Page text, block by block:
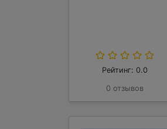
Рейтинг: 0.0
0 отзывов